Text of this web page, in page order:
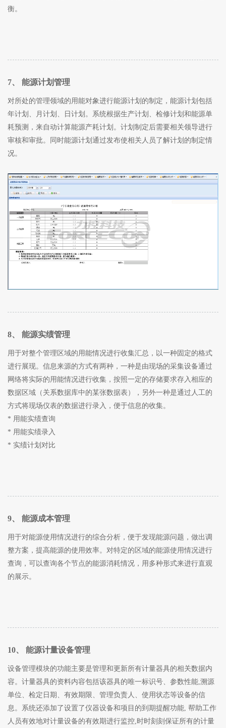
衡。
7、 能源计划管理
对所处的管理领域的用能对象进行能源计划的制定，能源计划包括
年计划、月计划、日计划。系统根据生产计划、检修计划和能源单
耗预测，来自动计算能源产耗计划。计划制定后需要相关领导进行
审核和审批。同时能源计划通过发布使相关人员了解计划的制定情
况。
8、 能源实绩管理
用于对整个管理区域的用能情况进行收集汇总，以一种固定的格式
进行展现。信息来源的方式有两种，一种是由现场的采集设备通过
网络将实际的用能情况进行收集，按照一定的存储要求存入相应的
数据区域（关系数据库中的某张数据表），另外一种是通过人工的
方式将现场仪表的数据进行录入，便于信息的收集。
* 用能实绩查询
* 用能实绩录入
* 实绩计划对比
9、 能源成本管理
用于对能源使用情况进行的综合分析，便于发现能源问题，做出调
整方案，提高能源的使用效率。对特定的区域的能源使用情况进行
查询，可以查询各个节点的能源消耗情况，用多种形式来进行直观
的展示。
10、 能源计量设备管理
设备管理模块的功能主要是管理和更新所有计量器具的相关数据内
容。计量器具的资料内容包括该器具的唯一标识号、参数性能,溯源
单位、检定日期、有效期限、管理负责人、使用状态等设备的信
息。系统还添加了设置了仪器设备和项目的到期提醒功能, 帮助工作
人员有效地对计量设备的有效期进行监控,时时刻刻保证所有的计量